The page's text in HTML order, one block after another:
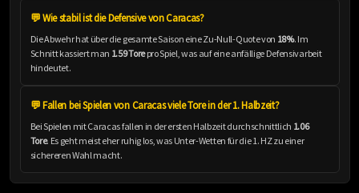
💬 Wie stabil ist die Defensive von Caracas?
Die Abwehr hat über die gesamte Saison eine Zu-Null-Quote von 18%. Im
Schnitt kassiert man 1.59 Torepro Spiel, was auf eine anfällige Defensivarbeit
hindeutet.
💬 Fallen bei Spielen von Caracas viele Tore in der 1. Halbzeit?
Bei Spielen mit Caracas fallen in der ersten Halbzeit durchschnittlich 1.06
Tore. Es geht meist eher ruhig los, was Unter-Wetten für die 1. HZ zu einer
sichereren Wahl macht.